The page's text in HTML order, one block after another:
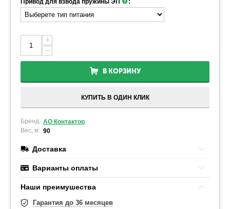
+
−
В КОРЗИНУ
КУПИТЬ В ОДИН КЛИК
Бренд: АО Контактор
Вес, кг: 90
Доставка
Варианты оплаты
Наши преимушества
Гарантия до 36 месяцев